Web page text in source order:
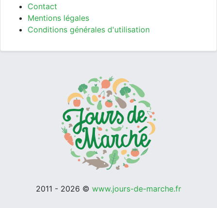
Contact
Mentions légales
Conditions générales d'utilisation
2011 - 2026 © www.jours-de-marche.fr